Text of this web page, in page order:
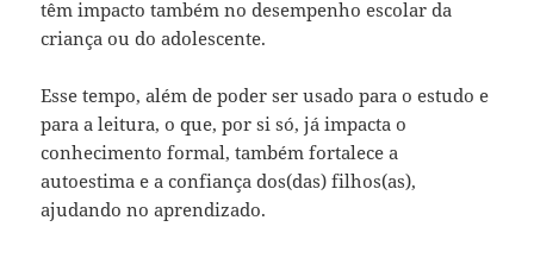
têm impacto também no desempenho escolar da
criança ou do adolescente.
Esse tempo, além de poder ser usado para o estudo e
para a leitura, o que, por si só, já impacta o
conhecimento formal, também fortalece a
autoestima e a confiança dos(das) filhos(as),
ajudando no aprendizado.